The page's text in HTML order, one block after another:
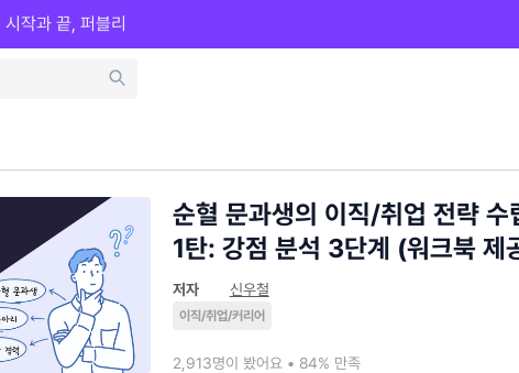
시작과 끝, 퍼블리
순혈 문과생의 이직/취업 전략 수
1탄: 강점 분석 3단계 (워크북 제
저자 신우철
이직/취업/커리어
2,913명이 봤어요 • 84% 만족